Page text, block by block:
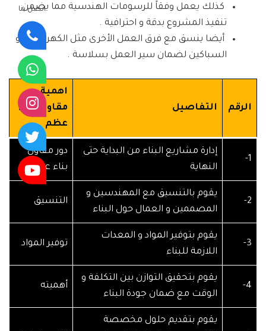
كذلك يعمل وفقاً للرسومات الهندسية مما يضمن
تنفيذ المشروع بدقة و احترافية .
أيضا ينسق مع فرق العمل الأخرى مثل الكهربائيين و
السباكين لضمان سير العمل بسلاسة .
الرقم التفاصيل
اهمية
مقاول بناء
عظم
1-
إدارة مشاريع البناء من البداية حتى
النهاية
دور مقاول
بناء عظم
2-
يقوم بالتنسيق مع المهندسين و
المصممين و العمال حول البناء
التنسيق
3-
يقوم بتوفير المواد و المعدات
اللازمة للبناء
توفير المواد
4-
يقوم بتحقيق التوازن بين التكلفة و
الوقت مع ضمان جودة البناء
أهميته
يقوم بتقديم حلول مخصصة
اتصل بنا